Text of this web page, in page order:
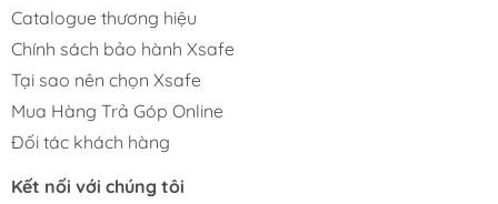
Catalogue thương hiệu
Chính sách bảo hành Xsafe
Tại sao nên chọn Xsafe
Mua Hàng Trả Góp Online
Đối tác khách hàng
Kết nối với chúng tôi